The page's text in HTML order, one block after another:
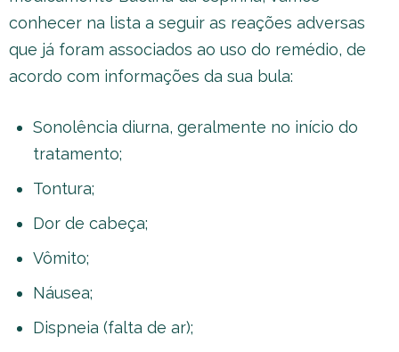
conhecer na lista a seguir as reações adversas
que já foram associados ao uso do remédio, de
acordo com informações da sua bula:
Sonolência diurna, geralmente no início do
tratamento;
Tontura;
Dor de cabeça;
Vômito;
Náusea;
Dispneia (falta de ar);